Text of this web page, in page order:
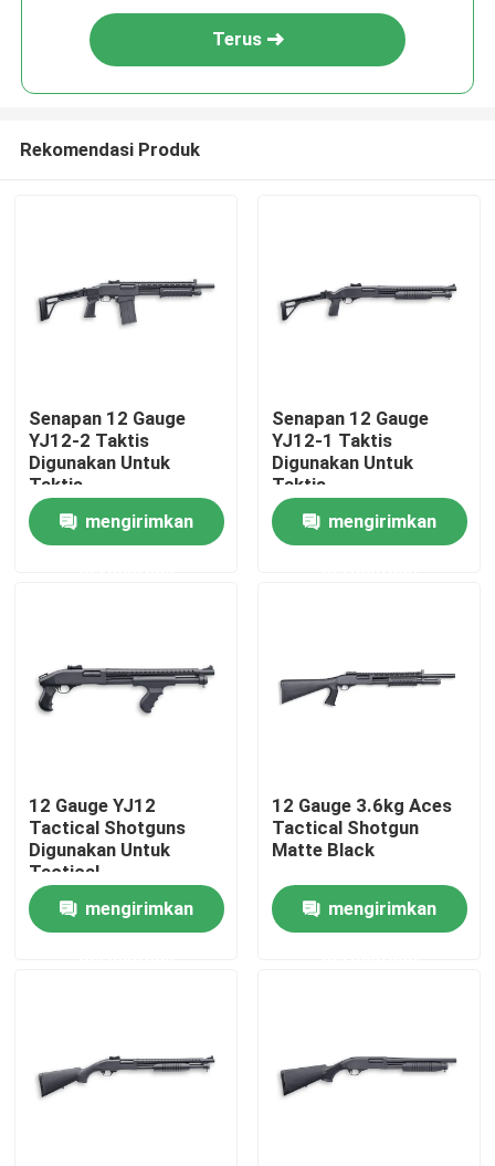
Rumah
Tentang Kami
Kontrol Kualitas
Hubungi Kami
Senapan Aksi Pompa
Terus
Rekomendasi Produk
Senapan 12 Gauge
YJ12-2 Taktis
Digunakan Untuk
Taktis
mengirimkan
Senapan 12 Gauge
YJ12-1 Taktis
Digunakan Untuk
Taktis
mengirimkan
12 Gauge YJ12
Tactical Shotguns
Digunakan Untuk
Tactical
mengirimkan
12 Gauge 3.6kg Aces
Tactical Shotgun
Matte Black
mengirimkan